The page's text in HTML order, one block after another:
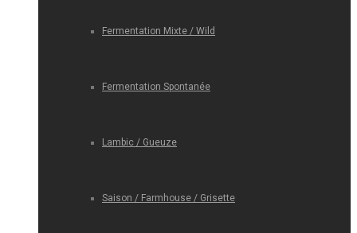
Fermentation Mixte / Wild
Fermentation Spontanée
Lambic / Gueuze
Saison / Farmhouse / Grisette